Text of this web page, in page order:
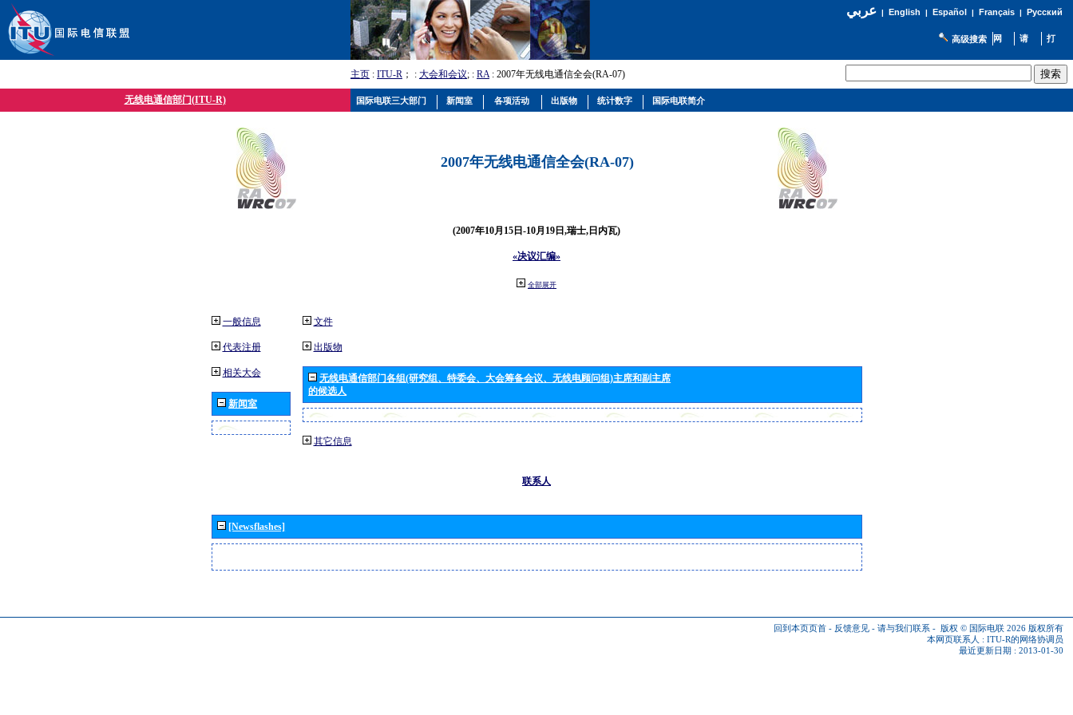
عربي| English | Español | Français| Русский
高级搜索
主页 : ITU-R ； : 大会和会议; : RA: 2007年无线电通信全会(RA-07)
无线电通信部门(ITU-R)
2007年无线电通信全会(RA-07)
(2007年10月15日-10月19日,瑞士,日内瓦)
«决议汇编»
全部展开
一般信息
代表注册
相关大会
新闻室
文件
出版物
无线电通信部门各组(研究组、特委会、大会筹备会议、无线电顾问组)主席和副主席
的候选人
其它信息
联系人
[Newsflashes]
回到本页页首 - 反馈意见 - 请与我们联系 - 版权 © 国际电联 2026 版权所有
本网页联系人 : ITU-R的网络协调员
最近更新日期 : 2013-01-30
国际电联三大部门 新闻室 各项活动 出版物 统计数字 国际电联简介